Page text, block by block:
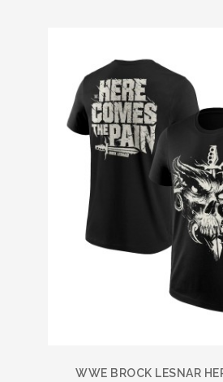
WWE BROCK LESNAR